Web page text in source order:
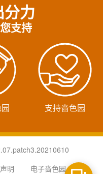
力
支持
支持啬色园
明 电子啬色园